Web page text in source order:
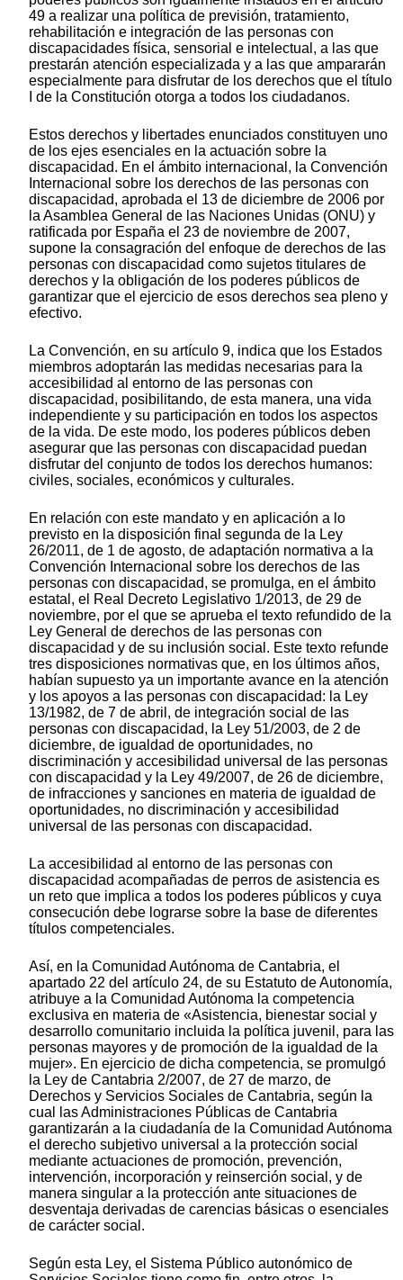
49 a realizar una política de previsión, tratamiento,
rehabilitación e integración de las personas con
discapacidades física, sensorial e intelectual, a las que
prestarán atención especializada y a las que ampararán
especialmente para disfrutar de los derechos que el título
I de la Constitución otorga a todos los ciudadanos.
Estos derechos y libertades enunciados constituyen uno
de los ejes esenciales en la actuación sobre la
discapacidad. En el ámbito internacional, la Convención
Internacional sobre los derechos de las personas con
discapacidad, aprobada el 13 de diciembre de 2006 por
la Asamblea General de las Naciones Unidas (ONU) y
ratificada por España el 23 de noviembre de 2007,
supone la consagración del enfoque de derechos de las
personas con discapacidad como sujetos titulares de
derechos y la obligación de los poderes públicos de
garantizar que el ejercicio de esos derechos sea pleno y
efectivo.
La Convención, en su artículo 9, indica que los Estados
miembros adoptarán las medidas necesarias para la
accesibilidad al entorno de las personas con
discapacidad, posibilitando, de esta manera, una vida
independiente y su participación en todos los aspectos
de la vida. De este modo, los poderes públicos deben
asegurar que las personas con discapacidad puedan
disfrutar del conjunto de todos los derechos humanos:
civiles, sociales, económicos y culturales.
En relación con este mandato y en aplicación a lo
previsto en la disposición final segunda de la Ley
26/2011, de 1 de agosto, de adaptación normativa a la
Convención Internacional sobre los derechos de las
personas con discapacidad, se promulga, en el ámbito
estatal, el Real Decreto Legislativo 1/2013, de 29 de
noviembre, por el que se aprueba el texto refundido de la
Ley General de derechos de las personas con
discapacidad y de su inclusión social. Este texto refunde
tres disposiciones normativas que, en los últimos años,
habían supuesto ya un importante avance en la atención
y los apoyos a las personas con discapacidad: la Ley
13/1982, de 7 de abril, de integración social de las
personas con discapacidad, la Ley 51/2003, de 2 de
diciembre, de igualdad de oportunidades, no
discriminación y accesibilidad universal de las personas
con discapacidad y la Ley 49/2007, de 26 de diciembre,
de infracciones y sanciones en materia de igualdad de
oportunidades, no discriminación y accesibilidad
universal de las personas con discapacidad.
La accesibilidad al entorno de las personas con
discapacidad acompañadas de perros de asistencia es
un reto que implica a todos los poderes públicos y cuya
consecución debe lograrse sobre la base de diferentes
títulos competenciales.
Así, en la Comunidad Autónoma de Cantabria, el
apartado 22 del artículo 24, de su Estatuto de Autonomía,
atribuye a la Comunidad Autónoma la competencia
exclusiva en materia de «Asistencia, bienestar social y
desarrollo comunitario incluida la política juvenil, para las
personas mayores y de promoción de la igualdad de la
mujer». En ejercicio de dicha competencia, se promulgó
la Ley de Cantabria 2/2007, de 27 de marzo, de
Derechos y Servicios Sociales de Cantabria, según la
cual las Administraciones Públicas de Cantabria
garantizarán a la ciudadanía de la Comunidad Autónoma
el derecho subjetivo universal a la protección social
mediante actuaciones de promoción, prevención,
intervención, incorporación y reinserción social, y de
manera singular a la protección ante situaciones de
desventaja derivadas de carencias básicas o esenciales
de carácter social.
Según esta Ley, el Sistema Público autonómico de